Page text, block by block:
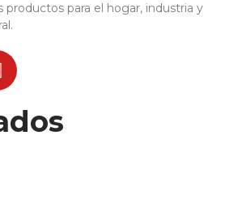
productos para el hogar, industria y